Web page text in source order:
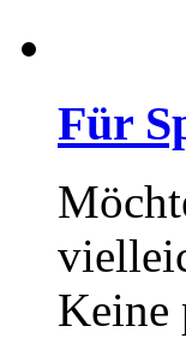
Für
Keine